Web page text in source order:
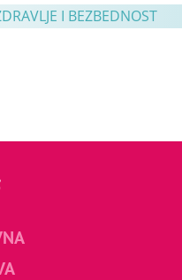
I BEZBEDNOST